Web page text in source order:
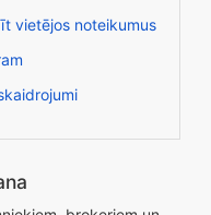
vietējos noteikumus